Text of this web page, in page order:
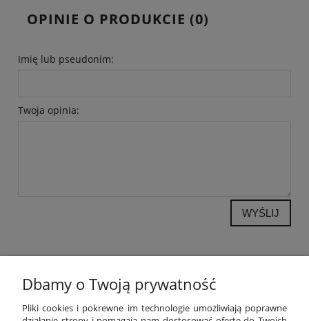
OPINIE O PRODUKCIE (0)
Imię lub pseudonim:
Twoja opinia:
WYŚLIJ
POMOC
Dbamy o Twoją prywatność
Pliki cookies i pokrewne im technologie umożliwiają poprawne